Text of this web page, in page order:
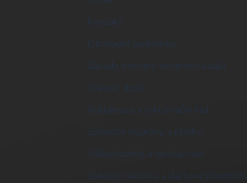
Kontakt
Obchodní podmínky
Zásady ochrany osobních údajů
Vrácení zboží
Reklamace a reklamační řád
Způsoby dopravy a platby
Velkoobchod a spolupráce
Zakázky na míru a dárkové předměty